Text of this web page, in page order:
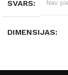
SVARS Nav
DIMENSIJAS
GAISMAS